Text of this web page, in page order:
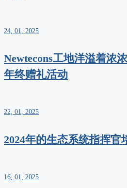
24, 01, 2025
Newtecons工地洋溢着浓
年终赠礼活动
22, 01, 2025
2024年的生态系统指挥官
16, 01, 2025